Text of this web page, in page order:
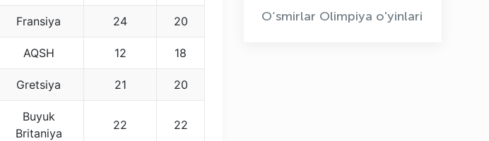
Fransiya 24 20
AQSH 12 18
Gretsiya 21 20
Buyuk
Britaniya
22 22
O‘smirlar Olimpiya o'yinlari